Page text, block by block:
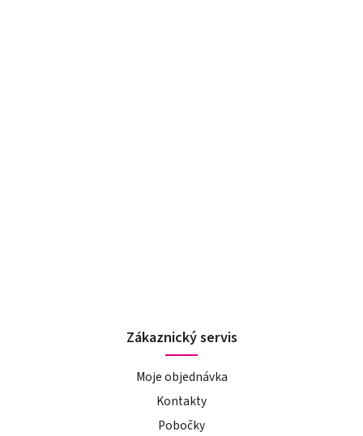
Zákaznický servis
Moje objednávka
Kontakty
Pobočky